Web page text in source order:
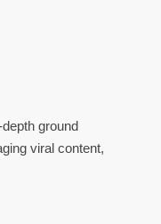
ground
viral content,